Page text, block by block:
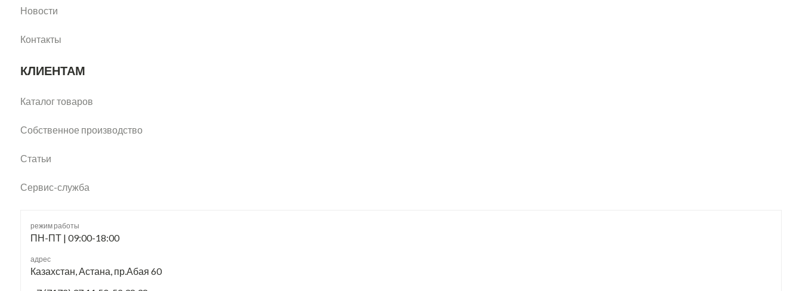
Новости
Контакты
КЛИЕНТАМ
Каталог товаров
Собственное производство
Статьи
Сервис-служба
режим работы
ПН-ПТ | 09:00-18:00
адрес
Казахстан, Астана, пр.Абая 60